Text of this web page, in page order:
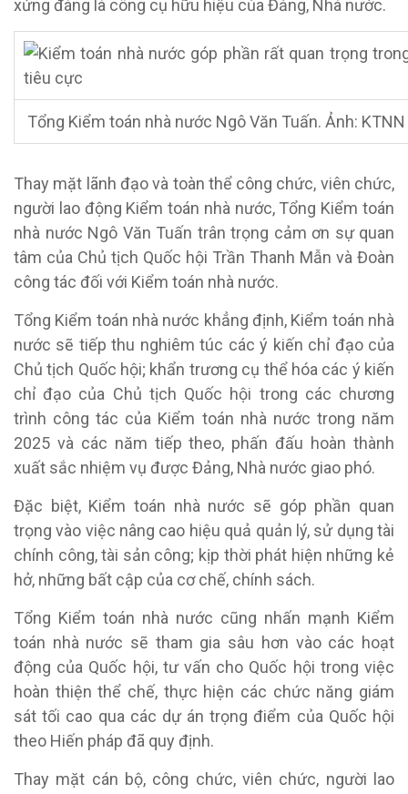
xứng đáng là công cụ hữu hiệu của Đảng, Nhà nước.
Tổng Kiểm toán nhà nước Ngô Văn Tuấn. Ảnh: KTNN
Thay mặt lãnh đạo và toàn thể công chức, viên chức,
người lao động Kiểm toán nhà nước, Tổng Kiểm toán
nhà nước Ngô Văn Tuấn trân trọng cảm ơn sự quan
tâm của Chủ tịch Quốc hội Trần Thanh Mẫn và Đoàn
công tác đối với Kiểm toán nhà nước.
Tổng Kiểm toán nhà nước khẳng định, Kiểm toán nhà
nước sẽ tiếp thu nghiêm túc các ý kiến chỉ đạo của
Chủ tịch Quốc hội; khẩn trương cụ thể hóa các ý kiến
chỉ đạo của Chủ tịch Quốc hội trong các chương
trình công tác của Kiểm toán nhà nước trong năm
2025 và các năm tiếp theo, phấn đấu hoàn thành
xuất sắc nhiệm vụ được Đảng, Nhà nước giao phó.
Đặc biệt, Kiểm toán nhà nước sẽ góp phần quan
trọng vào việc nâng cao hiệu quả quản lý, sử dụng tài
chính công, tài sản công; kịp thời phát hiện những kẻ
hở, những bất cập của cơ chế, chính sách.
Tổng Kiểm toán nhà nước cũng nhấn mạnh Kiểm
toán nhà nước sẽ tham gia sâu hơn vào các hoạt
động của Quốc hội, tư vấn cho Quốc hội trong việc
hoàn thiện thể chế, thực hiện các chức năng giám
sát tối cao qua các dự án trọng điểm của Quốc hội
theo Hiến pháp đã quy định.
Thay mặt cán bộ, công chức, viên chức, người lao